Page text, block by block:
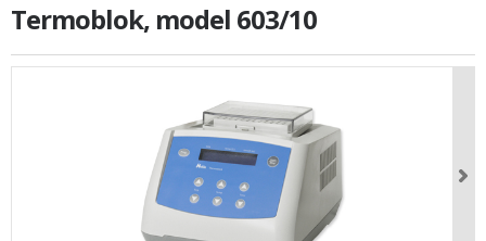
Termoblok, model 603/10